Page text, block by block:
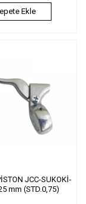
Ekle
JCC-SUKOKİ-
mm (STD.0,75)